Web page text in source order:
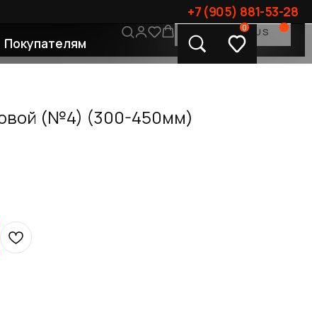
0
+7 (905) 881-53-28
CONTACT US
(№4) (300-450мм)